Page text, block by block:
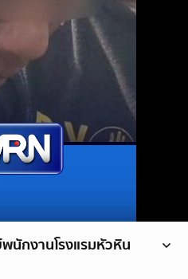
นักงานโรงแรมหัวหิน